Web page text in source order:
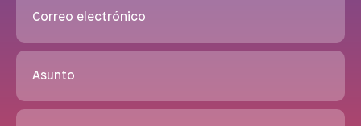
Correo electrónico
Asunto